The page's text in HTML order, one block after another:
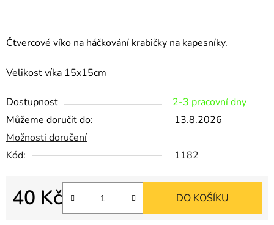
Čtvercové víko na háčkování krabičky na kapesníky.
Velikost víka 15x15cm
Dostupnost
2-3 pracovní dny
Můžeme doručit do:
13.8.2026
Možnosti doručení
Kód:
1182
40 Kč
Měrná cena:
DO KOŠÍKU